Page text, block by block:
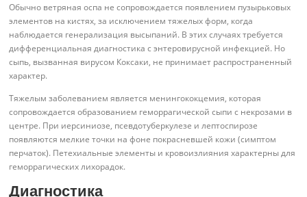
Обычно ветряная оспа не сопровождается появлением пузырьковых
элементов на кистях, за исключением тяжелых форм, когда
наблюдается генерализация высыпаний. В этих случаях требуется
дифференциальная диагностика с энтеровирусной инфекцией. Но
сыпь, вызванная вирусом Коксаки, не принимает распространенный
характер.
Тяжелым заболеванием является менингококцемия, которая
сопровождается образованием геморрагической сыпи с некрозами в
центре. При иерсиниозе, псевдотуберкулезе и лептоспирозе
появляются мелкие точки на фоне покрасневшей кожи (симптом
перчаток). Петехиальные элементы и кровоизлияния характерны для
геморрагических лихорадок.
Диагностика